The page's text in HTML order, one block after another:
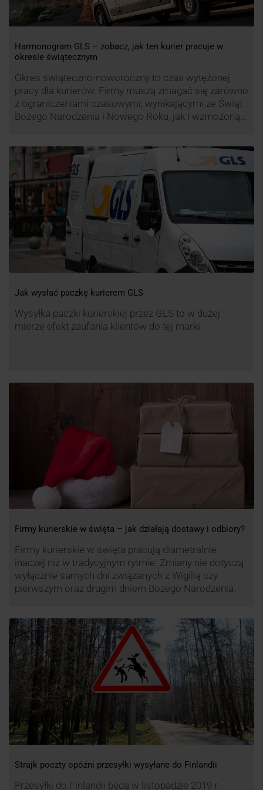
Harmonogram GLS – zobacz, jak ten kurier pracuje w
okresie świątecznym
Okres świąteczno-noworoczny to czas wytężonej
pracy dla kurierów. Firmy muszą zmagać się zarówno
z ograniczeniami czasowymi, wynikającymi ze Świąt
Bożego Narodzenia i Nowego Roku, jak i wzmożoną
firm. Zobacz harmonogram GLS na czas świąteczny!
Jak wysłać paczkę kurierem GLS
Wysyłka paczki kurierskiej przez GLS to w dużej
mierze efekt zaufania klientów do tej marki.
Firmy kurierskie w święta – jak działają dostawy i odbiory?
Firmy kurierskie w święta pracują diametralnie
inaczej niż w tradycyjnym rytmie. Zmiany nie dotyczą
wyłącznie samych dni związanych z Wigilią czy
pierwszym oraz drugim dniem Bożego Narodzenia.
Strajk poczty opóźni przesyłki wysyłane do Finlandii
Przesyłki do Finlandii będą w listopadzie 2019 r.